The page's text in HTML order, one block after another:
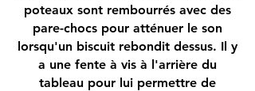
poteaux sont rembourrés avec des
pare-chocs pour atténuer le son
lorsqu'un biscuit rebondit dessus. Il y
a une fente à vis à l'arrière du
tableau pour lui permettre de